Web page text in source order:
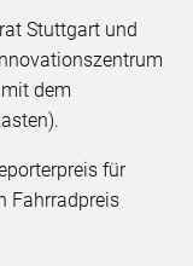
Stuttgart und
dem
für
Fahrradpreis